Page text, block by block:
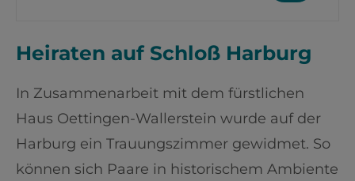
Heiraten auf Schloß Harburg
In Zusammenarbeit mit dem fürstlichen
Haus Oettingen-Wallerstein wurde auf der
Harburg ein Trauungszimmer gewidmet. So
können sich Paare in historischem Ambiente